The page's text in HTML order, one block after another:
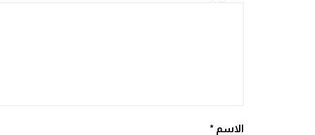
الاسم *